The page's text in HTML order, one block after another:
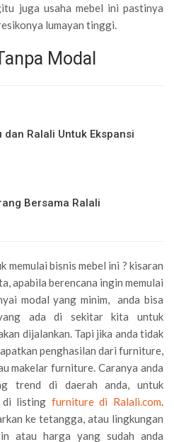
juga usaha mebel ini pastinya
lumayan tinggi.
Modal
Ralali Untuk Ekspansi
Bersama Ralali
memulai bisnis mebel ini ? kisaran
apabila berencana ingin memulai
modal yang minim, anda bisa
ada di sekitar kita untuk
dijalankan. Tapi jika anda tidak
penghasilan dari furniture,
makelar furniture. Caranya anda
trend di daerah anda, untuk
di listing furniture di Ralali.com.
ke tetangga, atau lingkungan
atau harga yang sudah anda